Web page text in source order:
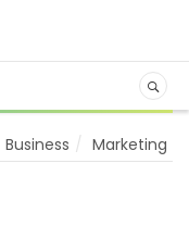
Business Marketing